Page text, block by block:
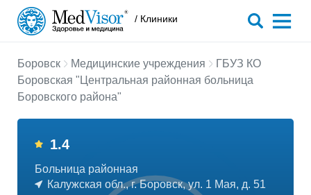
/ Клиники
Боровск Медицинские учреждения
ГБУЗ КО
Боровская "Центральная районная больница
Боровского района"
1.4
Больница районная
Калужская обл., г. Боровск, ул. 1 Мая, д. 51